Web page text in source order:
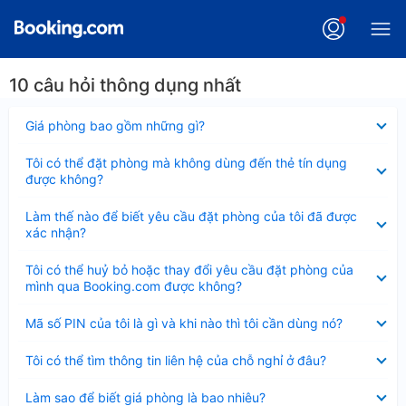
10 câu hỏi thông dụng nhất
Giá phòng bao gồm những gì?
thu
Tôi có thể đặt phòng mà không dùng đến thẻ tín dụng
được không?
thu
gọn
Làm thế nào để biết yêu cầu đặt phòng của tôi đã được
xác nhận?
thu
gọn
Tôi có thể huỷ bỏ hoặc thay đổi yêu cầu đặt phòng của
mình qua Booking.com được không?
thu
gọn
Mã số PIN của tôi là gì và khi nào thì tôi cần dùng nó?
thu
Tôi có thể tìm thông tin liên hệ của chỗ nghỉ ở đâu?
thu
Làm sao để biết giá phòng là bao nhiêu?
thu